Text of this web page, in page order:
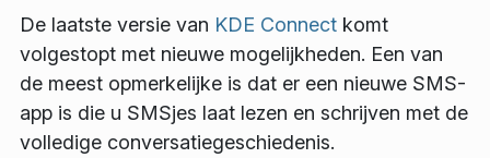
De laatste versie van KDE Connect komt
volgestopt met nieuwe mogelijkheden. Een van
de meest opmerkelijke is dat er een nieuwe SMS-
app is die u SMSjes laat lezen en schrijven met de
volledige conversatiegeschiedenis.